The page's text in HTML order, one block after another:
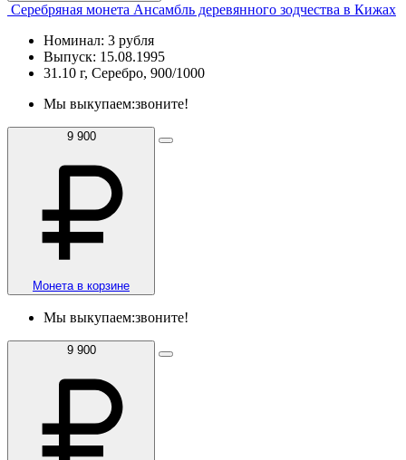
Серебряная монета Ансамбль деревянного зодчества в Кижах
Номинал: 3 рубля
Выпуск: 15.08.1995
31.10 г, Серебро, 900/1000
Мы выкупаем:звоните!
9 900
Монета в корзине
Мы выкупаем:звоните!
9 900